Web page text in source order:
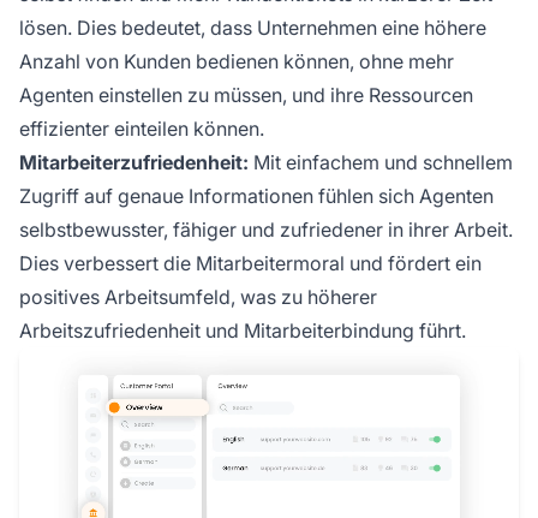
lösen. Dies bedeutet, dass Unternehmen eine höhere
Anzahl von Kunden bedienen können, ohne mehr
Agenten einstellen zu müssen, und ihre Ressourcen
effizienter einteilen können.
Mitarbeiterzufriedenheit: Mit einfachem und schnellem
Zugriff auf genaue Informationen fühlen sich Agenten
selbstbewusster, fähiger und zufriedener in ihrer Arbeit.
Dies verbessert die Mitarbeitermoral und fördert ein
positives Arbeitsumfeld, was zu höherer
Arbeitszufriedenheit und Mitarbeiterbindung führt.